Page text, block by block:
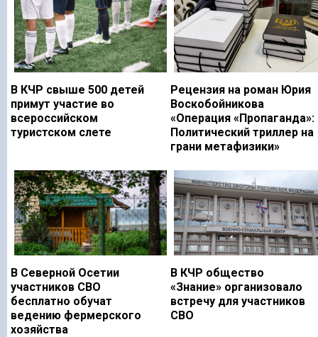
В КЧР свыше 500 детей
примут участие во
всероссийском
туристском слете
Рецензия на роман Юрия
Воскобойникова
«Операция «Пропаганда»:
Политический триллер на
грани метафизики»
В Северной Осетии
участников СВО
бесплатно обучат
ведению фермерского
хозяйства
В КЧР общество
«Знание» организовало
встречу для участников
СВО